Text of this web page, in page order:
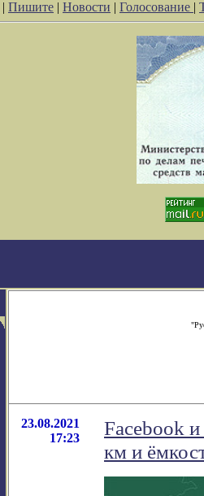
| Пишите | Новости | Голосование |
23.08.2021
17:23
Facebook
км и